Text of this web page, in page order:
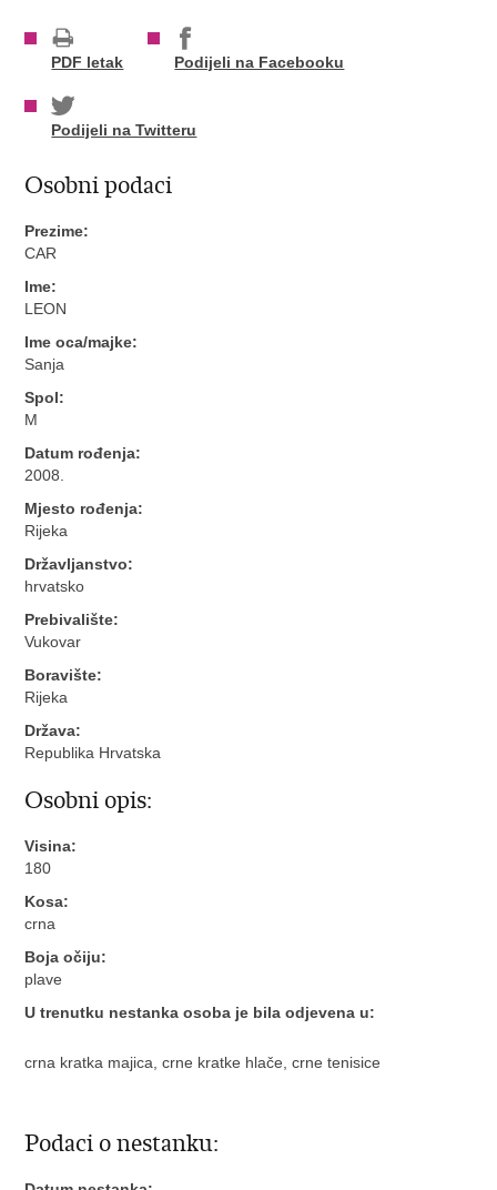
PDF letak Podijeli na Facebooku
Podijeli na Twitteru
Osobni podaci
Prezime:
CAR
Ime:
LEON
Ime oca/majke:
Sanja
Spol:
M
Datum rođenja:
2008.
Mjesto rođenja:
Rijeka
Državljanstvo:
hrvatsko
Prebivalište:
Vukovar
Boravište:
Rijeka
Država:
Republika Hrvatska
Osobni opis:
Visina:
180
Kosa:
crna
Boja očiju:
plave
U trenutku nestanka osoba je bila odjevena u:
crna kratka majica, crne kratke hlače, crne tenisice
Podaci o nestanku: